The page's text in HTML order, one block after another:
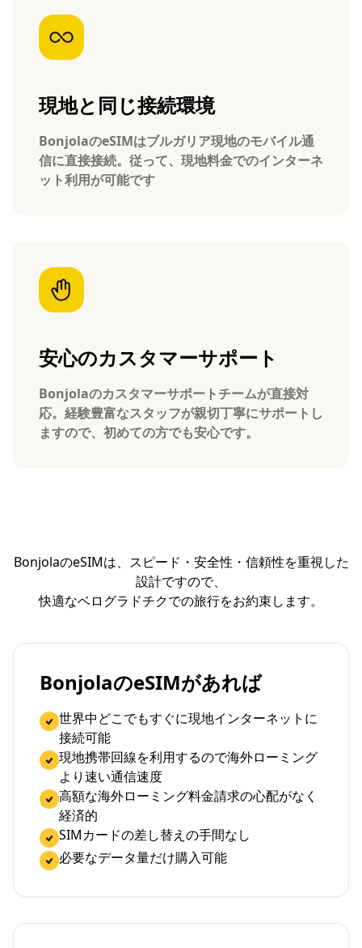
現地と同じ接続環境
BonjolaのeSIMはブルガリア現地のモバイル通
信に直接接続。従って、現地料金でのインターネ
ット利用が可能です
安心のカスタマーサポート
Bonjolaのカスタマーサポートチームが直接対
応。経験豊富なスタッフが親切丁寧にサポートし
ますので、初めての方でも安心です。
BonjolaのeSIMは、スピード・安全性・信頼性を重視した
設計ですので、
快適なベログラドチクでの旅行をお約束します。
BonjolaのeSIMがあれば
世界中どこでもすぐに現地インターネットに
接続可能
現地携帯回線を利用するので海外ローミング
より速い通信速度
高額な海外ローミング料金請求の心配がなく
経済的
SIMカードの差し替えの手間なし
必要なデータ量だけ購入可能